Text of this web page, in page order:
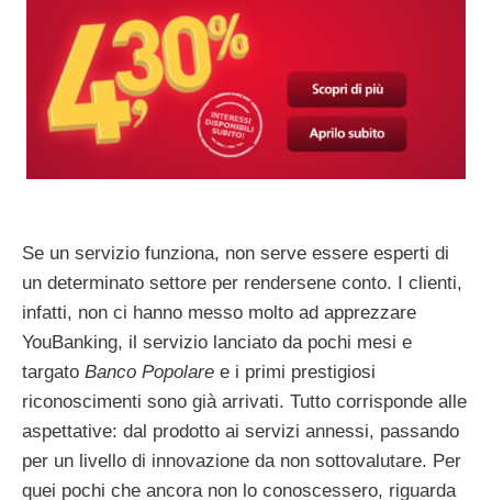
Se un servizio funziona, non serve essere esperti di
un determinato settore per rendersene conto. I clienti,
infatti, non ci hanno messo molto ad apprezzare
YouBanking, il servizio lanciato da pochi mesi e
targato Banco Popolare e i primi prestigiosi
riconoscimenti sono già arrivati. Tutto corrisponde alle
aspettative: dal prodotto ai servizi annessi, passando
per un livello di innovazione da non sottovalutare. Per
quei pochi che ancora non lo conoscessero, riguarda